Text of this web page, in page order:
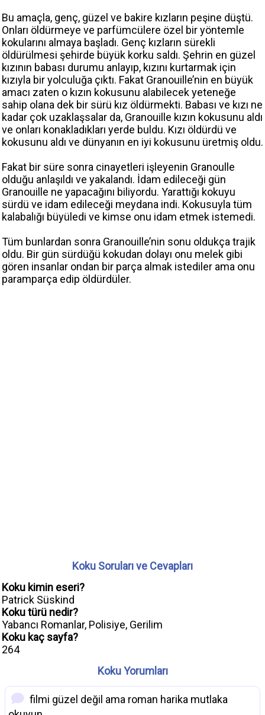
Bu amaçla, genç, güzel ve bakire kızların peşine düştü.
Onları öldürmeye ve parfümcülere özel bir yöntemle
kokularını almaya başladı. Genç kızların sürekli
öldürülmesi şehirde büyük korku saldı. Şehrin en güzel
kızının babası durumu anlayıp, kızını kurtarmak için
kızıyla bir yolculuğa çıktı. Fakat Granouille’nin en büyük
amacı zaten o kızın kokusunu alabilecek yeteneğe
sahip olana dek bir sürü kız öldürmekti. Babası ve kızı ne
kadar çok uzaklaşsalar da, Granouille kızın kokusunu aldı
ve onları konakladıkları yerde buldu. Kızı öldürdü ve
kokusunu aldı ve dünyanın en iyi kokusunu üretmiş oldu.
Fakat bir süre sonra cinayetleri işleyenin Granoulle
olduğu anlaşıldı ve yakalandı. İdam edileceği gün
Granouille ne yapacağını biliyordu. Yarattığı kokuyu
sürdü ve idam edileceği meydana indi. Kokusuyla tüm
kalabalığı büyüledi ve kimse onu idam etmek istemedi.
Tüm bunlardan sonra Granouille’nin sonu oldukça trajik
oldu. Bir gün sürdüğü kokudan dolayı onu melek gibi
gören insanlar ondan bir parça almak istediler ama onu
paramparça edip öldürdüler.
Koku Soruları ve Cevapları
Koku kimin eseri?
Patrick Süskind
Koku türü nedir?
Yabancı Romanlar, Polisiye, Gerilim
Koku kaç sayfa?
264
Koku Yorumları
filmi güzel değil ama roman harika mutlaka